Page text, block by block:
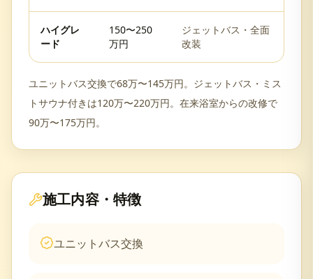
ハイグレ
ード
150〜250
万円
ジェットバス・全面
改装
ユニットバス交換で68万〜145万円。ジェットバス・ミス
トサウナ付きは120万〜220万円。在来浴室からの改修で
90万〜175万円。
施工内容・特徴
ユニットバス交換